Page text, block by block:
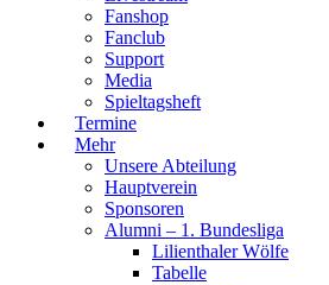
Fanshop
Fanclub
Support
Media
Spieltagsheft
Termine
Mehr
Unsere Abteilung
Hauptverein
Sponsoren
Alumni – 1. Bundesliga
Lilienthaler Wölfe
Tabelle